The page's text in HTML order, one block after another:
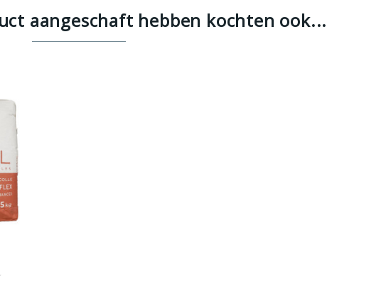
aangeschaft hebben kochten ook...